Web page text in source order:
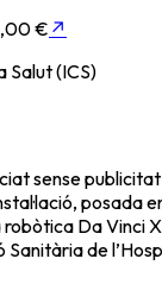
€↗
Salut (ICS)
sense
posada
Da Vinci
Sanitària de